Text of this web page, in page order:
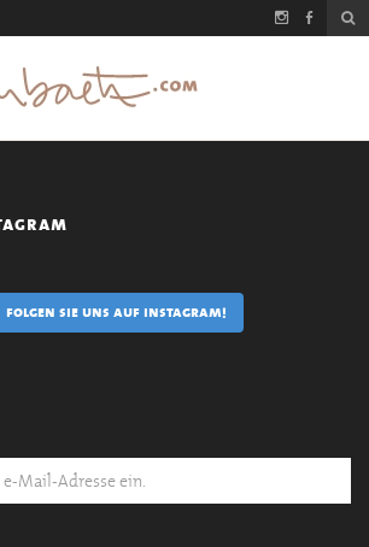
folgen sie uns auf instagram!